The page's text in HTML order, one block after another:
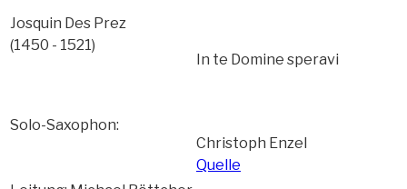
Josquin Des Prez
(1450 - 1521)
In te Domine speravi
Solo-Saxophon:
Christoph Enzel
Quelle